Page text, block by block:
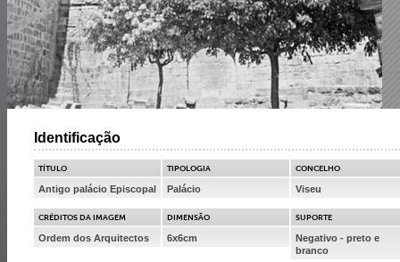
Identificação
TÍTULO
Antigo palácio Episcopal
TIPOLOGIA
Palácio
CONCELHO
Viseu
CRÉDITOS DA IMAGEM
Ordem dos Arquitectos
DIMENSÃO
6x6cm
SUPORTE
Negativo - preto e
branco